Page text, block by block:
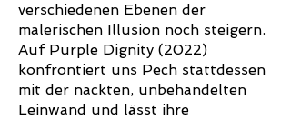
verschiedenen Ebenen der
malerischen Illusion noch steigern.
Auf Purple Dignity (2022)
konfrontiert uns Pech stattdessen
mit der nackten, unbehandelten
Leinwand und lässt ihre